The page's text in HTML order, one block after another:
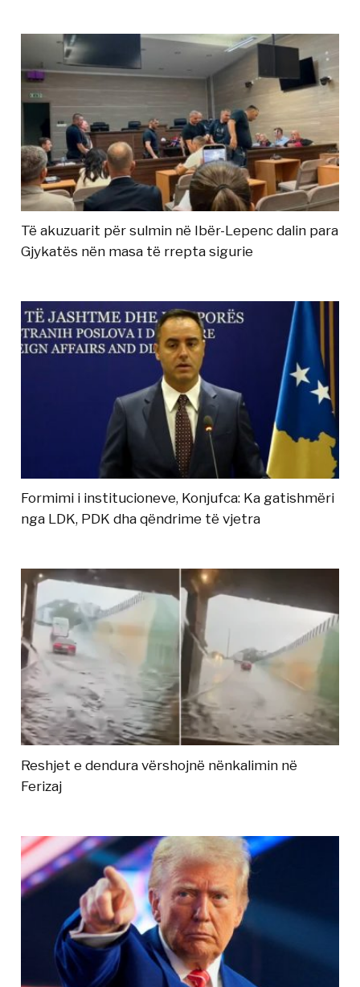
Të akuzuarit për sulmin në Ibër-Lepenc dalin para
Gjykatës nën masa të rrepta sigurie
Formimi i institucioneve, Konjufca: Ka gatishmëri
nga LDK, PDK dha qëndrime të vjetra
Reshjet e dendura vërshojnë nënkalimin në
Ferizaj